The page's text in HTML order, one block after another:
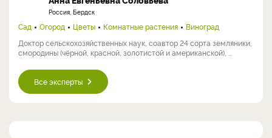
Россия, Бердск
Сад Огород Цветы Комнатные растения
Виноград
Доктор сельскохозяйственных наук, соавтор 24 сорта земляники,
смородины (чёрной, красной, золотистой и американской), ...
Все эксперты